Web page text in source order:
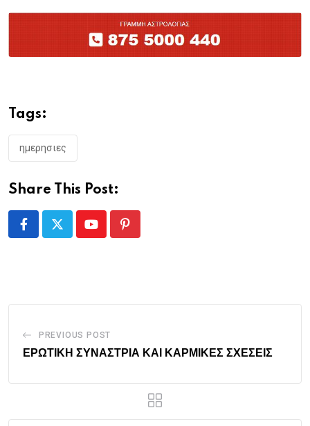
Tags:
ημερησιες
Share This Post:
YoutubePinterest
PREVIOUS POST
ΕΡΩΤΙΚΗ ΣΥΝΑΣΤΡΙΑ ΚΑΙ ΚΑΡΜΙΚΕΣ ΣΧΕΣΕΙΣ